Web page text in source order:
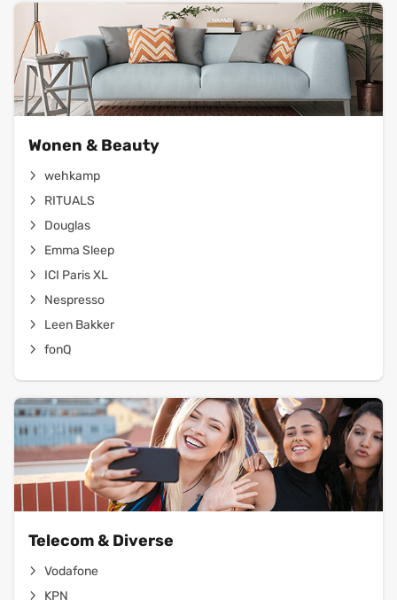
Wonen & Beauty
wehkamp
RITUALS
Douglas
Emma Sleep
ICI Paris XL
Nespresso
Leen Bakker
fonQ
Telecom & Diverse
Vodafone
KPN